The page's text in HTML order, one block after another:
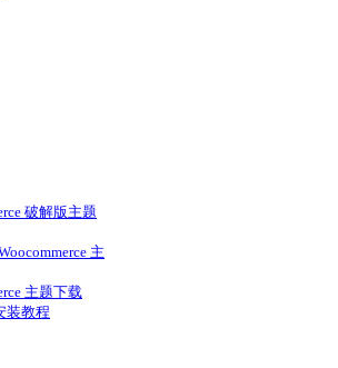
破解版主题
主
主题下载
装教程